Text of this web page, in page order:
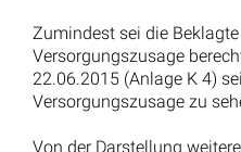
Zumindest sei die
Versorgungszusage
22.06.2015 (Anlage K 4)
Versorgungszusage zu
Von der Darstellung